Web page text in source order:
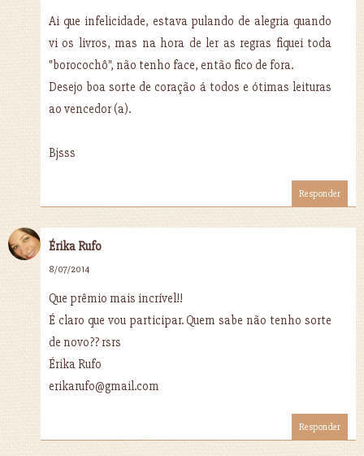
Ai que infelicidade, estava pulando de alegria quando
vi os livros, mas na hora de ler as regras fiquei toda
"borocochô", não tenho face, então fico de fora.
Desejo boa sorte de coração á todos e ótimas leituras
ao vencedor (a).
Bjsss
Responder
Érika Rufo
8/07/2014
Que prêmio mais incrível!!
É claro que vou participar. Quem sabe não tenho sorte
de novo?? rsrs
Érika Rufo
erikarufo@gmail.com
Responder